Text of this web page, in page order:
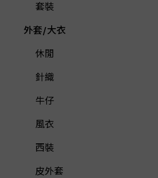
套裝
外套/大衣
休閒
針織
牛仔
風衣
西裝
皮外套